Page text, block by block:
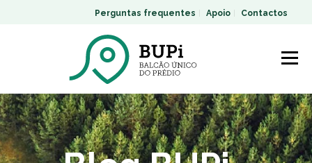
Perguntas frequentes Apoio Contactos